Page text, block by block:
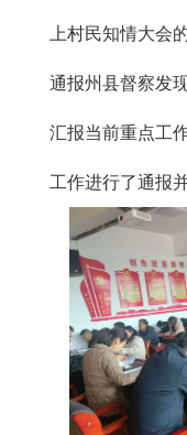
上村民知情大会
通报州县督察发
汇报当前重点工
工作进行了通报